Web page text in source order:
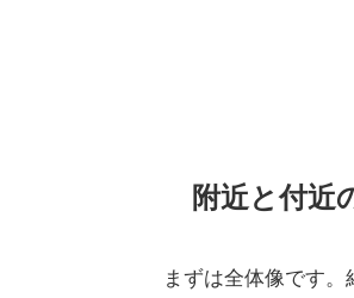
附近と付近
まずは全体像です